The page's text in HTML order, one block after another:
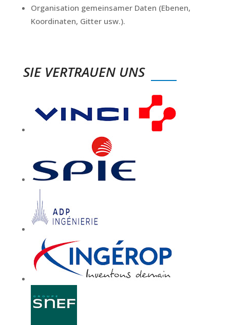
Organisation gemeinsamer Daten (Ebenen,
Koordinaten, Gitter usw.).
SIE VERTRAUEN UNS